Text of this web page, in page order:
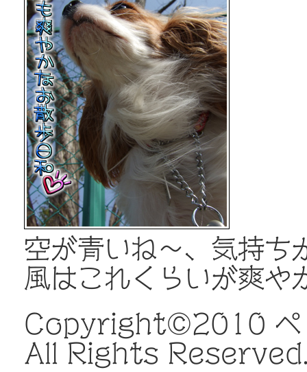
空が青いね～、気持ち
風はこれくらいが爽や
Copyright©️2010 ペ
All Rights